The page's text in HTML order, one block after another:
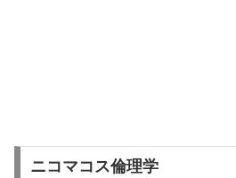
ニコマコス倫理学